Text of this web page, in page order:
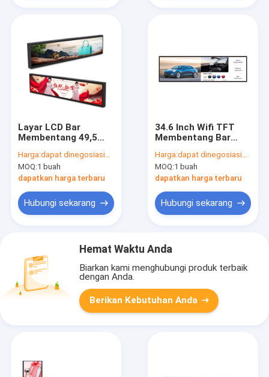
Layar LCD Bar
Membentang 49,5
1080P untuk
supermarket
Harga:dapat dinegosiasikan
MOQ:1 buah
dapatkan harga terbaru
Hubungi sekarang
34.6 Inch Wifi TFT
Membentang Bar
Membentang Layar
LCD Bar
Harga:dapat dinegosiasikan
MOQ:1 buah
dapatkan harga terbaru
Hubungi sekarang
Hemat Waktu Anda
Biarkan kami menghubungi produk terbaik
dengan Anda.
Berikan Kebutuhan Anda